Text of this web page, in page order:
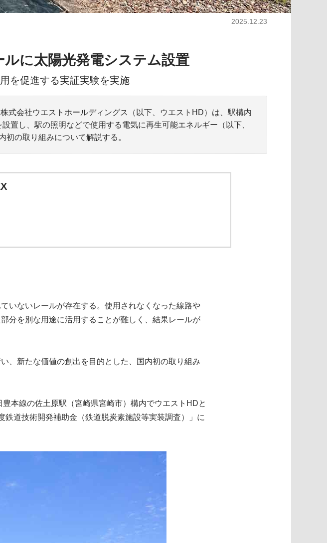
2025.12.23
に太陽光発電システム設置
を促進する実証実験を実施
式会社ウエストホールディングス（以下、ウエストHD）は、駅構内
置し、駅の照明などで使用する電気に再生可能エネルギー（以下、
の取り組みについて解説する。
いないレールが存在する。使用されなくなった線路や
分を別な用途に活用することが難しく、結果レールが
、新たな価値の創出を目的とした、国内初の取り組み
本線の佐土原駅（宮崎県宮崎市）構内でウエストHDと
道技術開発補助金（鉄道脱炭素施設等実装調査）」に